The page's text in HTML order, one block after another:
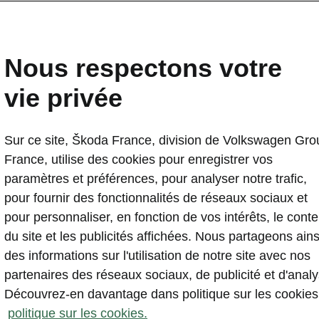
Element 85 à
539€/mois**
Sans apport - Durée : 37 mois ou 30 000 km
Nous respectons votre
vie privée
Sur ce site, Škoda France, division de Volkswagen
France, utilise des cookies pour enregistrer vos
paramètres et préférences, pour analyser notre trafic,
pour fournir des fonctionnalités de réseaux sociaux et
pour personnaliser, en fonction de vos intérêts, le
du site et les publicités affichées. Nous partageons
des informations sur l'utilisation de notre site avec nos
partenaires des réseaux sociaux, de publicité et
Découvrez-en davantage dans politique sur les
politique sur les cookies.